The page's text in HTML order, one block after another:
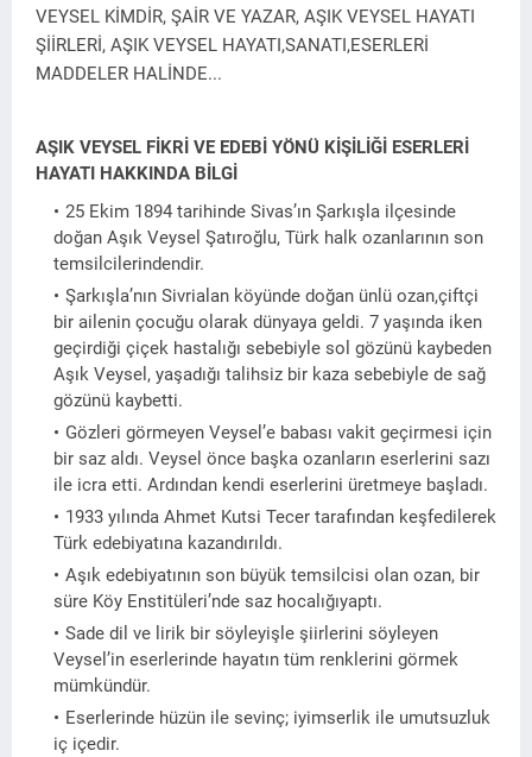
VEYSEL KİMDİR, ŞAİR VE YAZAR, AŞIK VEYSEL HAYATI
ŞİİRLERİ, AŞIK VEYSEL HAYATI,SANATI,ESERLERİ
MADDELER HALİNDE...
AŞIK VEYSEL FİKRİ VE EDEBİ YÖNÜ KİŞİLİĞİ ESERLERİ
HAYATI HAKKINDA BİLGİ
25 Ekim 1894 tarihinde Sivas’ın Şarkışla ilçesinde
doğan Aşık Veysel Şatıroğlu, Türk halk ozanlarının son
temsilcilerindendir.
Şarkışla’nın Sivrialan köyünde doğan ünlü ozan,çiftçi
bir ailenin çocuğu olarak dünyaya geldi. 7 yaşında iken
geçirdiği çiçek hastalığı sebebiyle sol gözünü kaybeden
Aşık Veysel, yaşadığı talihsiz bir kaza sebebiyle de sağ
gözünü kaybetti.
Gözleri görmeyen Veysel’e babası vakit geçirmesi için
bir saz aldı. Veysel önce başka ozanların eserlerini sazı
ile icra etti. Ardından kendi eserlerini üretmeye başladı.
1933 yılında Ahmet Kutsi Tecer tarafından keşfedilerek
Türk edebiyatına kazandırıldı.
Aşık edebiyatının son büyük temsilcisi olan ozan, bir
süre Köy Enstitüleri’nde saz hocalığıyaptı.
Sade dil ve lirik bir söyleyişle şiirlerini söyleyen
Veysel’in eserlerinde hayatın tüm renklerini görmek
mümkündür.
Eserlerinde hüzün ile sevinç; iyimserlik ile umutsuzluk
iç içedir.